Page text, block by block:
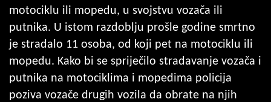
motociklu ili mopedu, u svojstvu vozača ili
putnika. U istom razdoblju prošle godine smrtno
je stradalo 11 osoba, od koji pet na motociklu ili
mopedu. Kako bi se spriječilo stradavanje vozača i
putnika na motociklima i mopedima policija
poziva vozače drugih vozila da obrate na njih